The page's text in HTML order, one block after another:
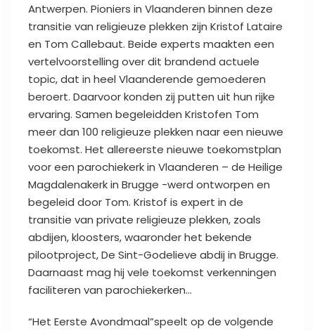
Antwerpen. Pioniers in Vlaanderen binnen deze
transitie van religieuze plekken zijn Kristof Lataire
en Tom Callebaut. Beide experts maakten een
vertelvoorstelling over dit brandend actuele
topic, dat in heel Vlaanderende gemoederen
beroert. Daarvoor konden zij putten uit hun rijke
ervaring. Samen begeleidden Kristofen Tom
meer dan 100 religieuze plekken naar een nieuwe
toekomst. Het allereerste nieuwe toekomstplan
voor een parochiekerk in Vlaanderen – de Heilige
Magdalenakerk in Brugge -werd ontworpen en
begeleid door Tom. Kristof is expert in de
transitie van private religieuze plekken, zoals
abdijen, kloosters, waaronder het bekende
pilootproject, De Sint-Godelieve abdij in Brugge.
Daarnaast mag hij vele toekomst verkenningen
faciliteren van parochiekerken…
“Het Eerste Avondmaal”speelt op de volgende